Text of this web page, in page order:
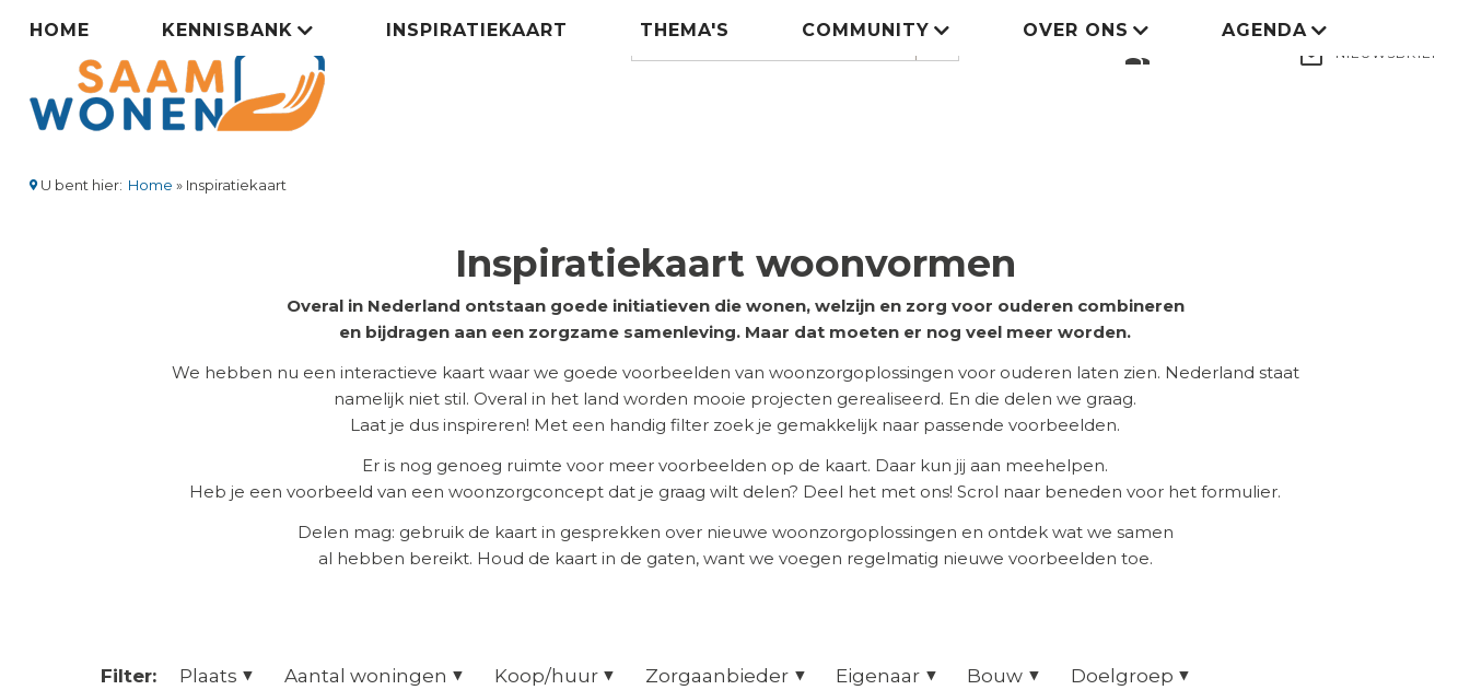
gaan
Zoeken search
group mail_outline NIEUWSBRIEF
Zorgsaamwonen
menu
HOME KENNISBANK INSPIRATIEKAART THEMA'S COMMUNITY OVER ONS AGENDA
U bent hier: Home Inspiratiekaart
Inspiratiekaart woonvormen
Overal in Nederland ontstaan goede initiatieven die wonen, welzijn en zorg voor ouderen combineren
en bijdragen aan een zorgzame samenleving. Maar dat moeten er nog veel meer worden.
We hebben nu een interactieve kaart waar we goede voorbeelden van woonzorgoplossingen voor ouderen laten zien. Nederland staat
namelijk niet stil. Overal in het land worden mooie projecten gerealiseerd. En die delen we graag.
Laat je dus inspireren! Met een handig filter zoek je gemakkelijk naar passende voorbeelden.
Er is nog genoeg ruimte voor meer voorbeelden op de kaart. Daar kun jij aan meehelpen.
Heb je een voorbeeld van een woonzorgconcept dat je graag wilt delen? Deel het met ons! Scrol naar beneden voor het formulier.
Delen mag: gebruik de kaart in gesprekken over nieuwe woonzorgoplossingen en ontdek wat we samen
al hebben bereikt. Houd de kaart in de gaten, want we voegen regelmatig nieuwe voorbeelden toe.